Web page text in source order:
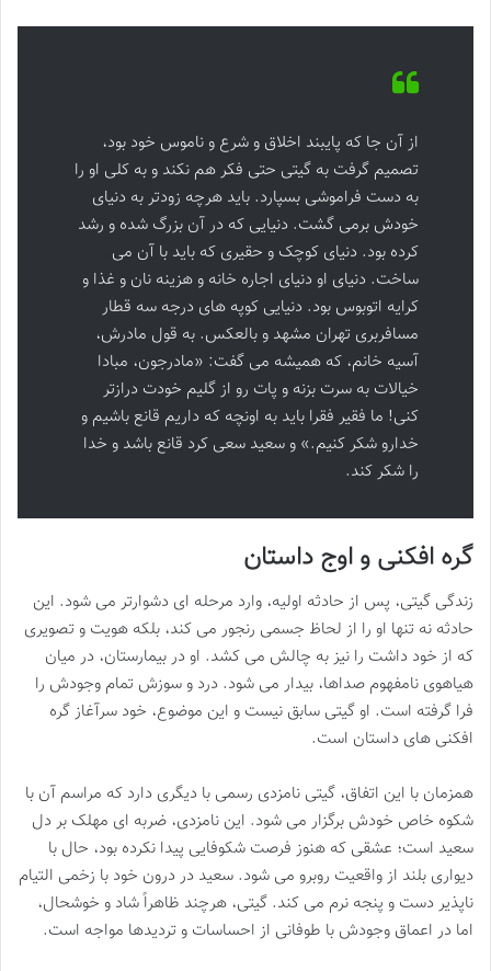
از آن جا که پایبند اخلاق و شرع و ناموس خود بود،
تصمیم گرفت به گیتى حتى فکر هم نکند و به کلى او را
به دست فراموشى بسپارد. باید هرچه زودتر به دنیاى
خودش برمى گشت. دنیایى که در آن بزرگ شده و رشد
کرده بود. دنیاى کوچک و حقیرى که باید با آن مى
ساخت. دنیاى او دنیاى اجاره خانه و هزینه نان و غذا و
کرایه اتوبوس بود. دنیایى کوپه هاى درجه سه قطار
مسافربرى تهران مشهد و بالعکس. به قول مادرش،
آسیه خانم، که همیشه مى گفت: «مادرجون، مبادا
خیالات به سرت بزنه و پات رو از گلیم خودت درازتر
کنى! ما فقیر فقرا باید به اونچه که داریم قانع باشیم و
خدارو شکر کنیم.» و سعید سعى کرد قانع باشد و خدا
را شکر کند.
گره افکنی و اوج داستان
زندگی گیتی، پس از حادثه اولیه، وارد مرحله ای دشوارتر می شود. این
حادثه نه تنها او را از لحاظ جسمی رنجور می کند، بلکه هویت و تصویری
که از خود داشت را نیز به چالش می کشد. او در بیمارستان، در میان
هیاهوی نامفهوم صداها، بیدار می شود. درد و سوزش تمام وجودش را
فرا گرفته است. او گیتی سابق نیست و این موضوع، خود سرآغاز گره
افکنی های داستان است.
همزمان با این اتفاق، گیتی نامزدی رسمی با دیگری دارد که مراسم آن با
شکوه خاص خودش برگزار می شود. این نامزدی، ضربه ای مهلک بر دل
سعید است؛ عشقی که هنوز فرصت شکوفایی پیدا نکرده بود، حال با
دیواری بلند از واقعیت روبرو می شود. سعید در درون خود با زخمی التیام
ناپذیر دست و پنجه نرم می کند. گیتی، هرچند ظاهراً شاد و خوشحال،
اما در اعماق وجودش با طوفانی از احساسات و تردیدها مواجه است.